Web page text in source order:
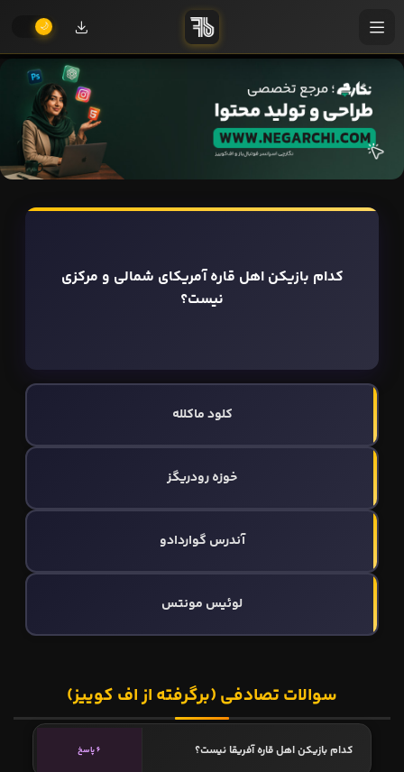
کدام بازیکن اهل قاره آمریکای شمالی و مرکزی
نیست؟
کلود ماکلله
خوزه رودریگز
آندرس گواردادو
لوئیس مونتس
سوالات تصادفی (برگرفته از اف کوییز)
کدام بازیکن اهل قاره آفریقا نیست؟ 6 پاسخ